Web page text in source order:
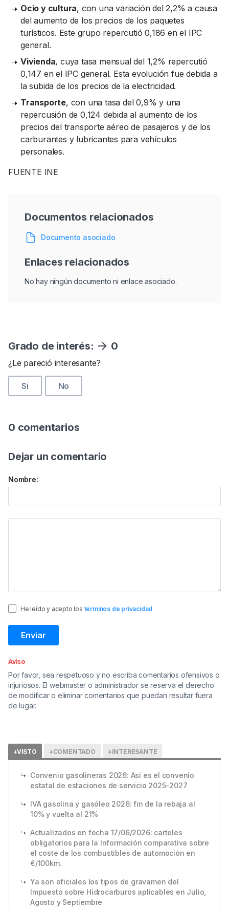
Ocio y cultura, con una variación del 2,2% a causa
del aumento de los precios de los paquetes
turísticos. Este grupo repercutió 0,186 en el IPC
general.
Vivienda, cuya tasa mensual del 1,2% repercutió
0,147 en el IPC general. Esta evolución fue debida a
la subida de los precios de la electricidad.
Transporte, con una tasa del 0,9% y una
repercusión de 0,124 debida al aumento de los
precios del transporte aéreo de pasajeros y de los
carburantes y lubricantes para vehículos
personales.
FUENTE INE
Documentos relacionados
Documento asociado
Enlaces relacionados
No hay ningún documento ni enlace asociado.
Grado de interés: 0
¿Le pareció interesante?
Si No
0 comentarios
Dejar un comentario
Nombre:
He leído y acepto los términos de privacidad
Aviso
Por favor, sea respetuoso y no escriba comentarios ofensivos o
injuriosos. El webmaster o administrador se reserva el derecho
de modificar o eliminar comentarios que puedan resultar fuera
de lugar.
+VISTO +COMENTADO +INTERESANTE
Convenio gasolineras 2026: Así es el convenio
estatal de estaciones de servicio 2025-2027
IVA gasolina y gasóleo 2026: fin de la rebaja al
10% y vuelta al 21%
Actualizados en fecha 17/06/2026: carteles
obligatorios para la Información comparativa sobre
el coste de los combustibles de automoción en
€/100km.
Ya son oficiales los tipos de gravamen del
Impuesto sobre Hidrocarburos aplicables en Julio,
Agosto y Septiembre